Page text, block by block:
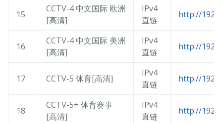
15
CCTV-4 中文国际 欧洲
[高清]
IPv4
直链
http://
16
CCTV-4 中文国际 美洲
[高清]
IPv4
直链
http://
17 CCTV-5 体育[高清]
IPv4
直链
http://
18
CCTV-5+ 体育赛事
[高清]
IPv4
直链
http://